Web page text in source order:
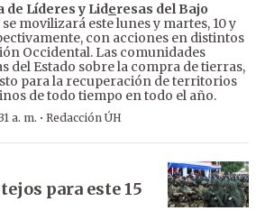
de Líderes y Lideresas del Bajo
se movilizará este lunes y martes, 10 y
con acciones en distintos
Occidental. Las comunidades
del Estado sobre la compra de tierras,
para la recuperación de territorios
de todo tiempo en todo el año.
a. m. · Redacción ÚH
para este 15